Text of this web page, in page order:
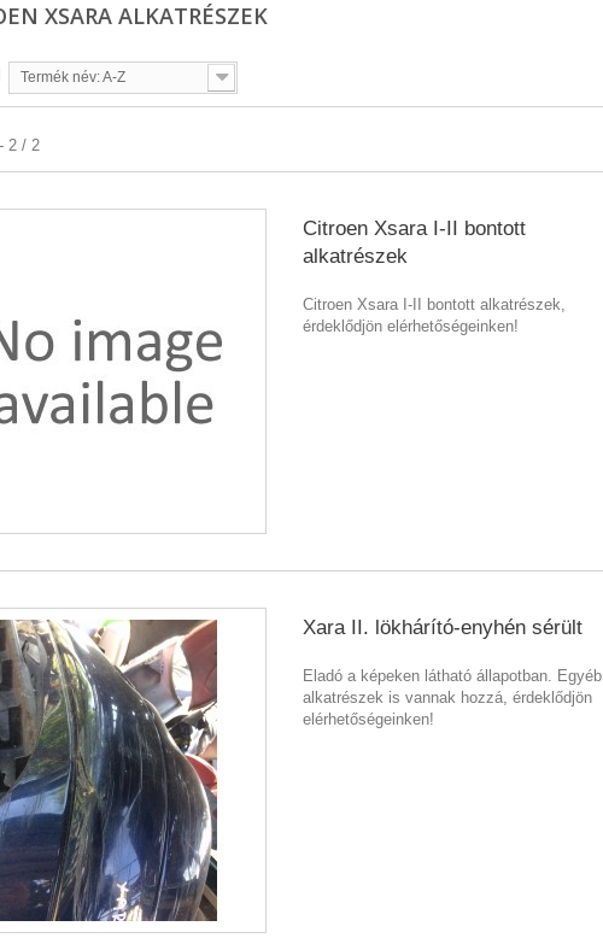
XSARA ALKATRÉSZEK
Termék név: A-Z
2 / 2
Citroen Xsara I-II bontott
alkatrészek
Citroen Xsara I-II bontott alkatrészek,
érdeklődjön elérhetőségeinken!
Xara II. lökhárító-enyhén sérült
Eladó a képeken látható állapotban. Egyéb
alkatrészek is vannak hozzá, érdeklődjön
elérhetőségeinken!